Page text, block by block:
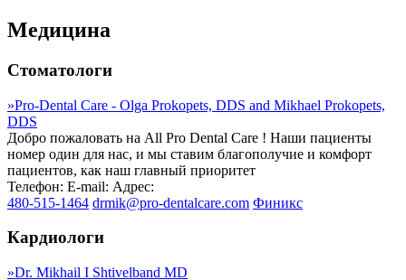
Медицина
Стоматологи
»Pro-Dental Care - Olga Prokopets, DDS and Mikhael Prokopets,
DDS
Добро пожаловать на All Pro Dental Care ! Наши пациенты
номер один для нас, и мы ставим благополучие и комфорт
пациентов, как наш главный приоритет
Телефон: E-mail: Адрес:
480-515-1464 drmik@pro-dentalcare.com Финикс
Кардиологи
»Dr. Mikhail I Shtivelband MD